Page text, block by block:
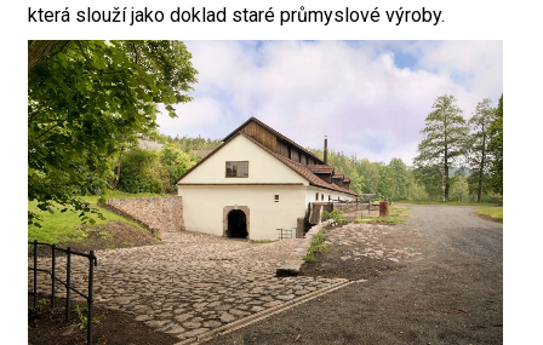
která slouží jako doklad staré průmyslové výroby.